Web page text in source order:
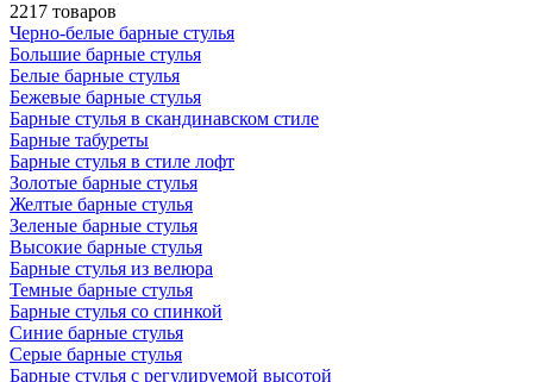
2217 товаров
Черно-белые барные стулья
Большие барные стулья
Белые барные стулья
Бежевые барные стулья
Барные стулья в скандинавском стиле
Барные табуреты
Барные стулья в стиле лофт
Золотые барные стулья
Желтые барные стулья
Зеленые барные стулья
Высокие барные стулья
Барные стулья из велюра
Темные барные стулья
Барные стулья со спинкой
Синие барные стулья
Серые барные стулья
Барные стулья с регулируемой высотой